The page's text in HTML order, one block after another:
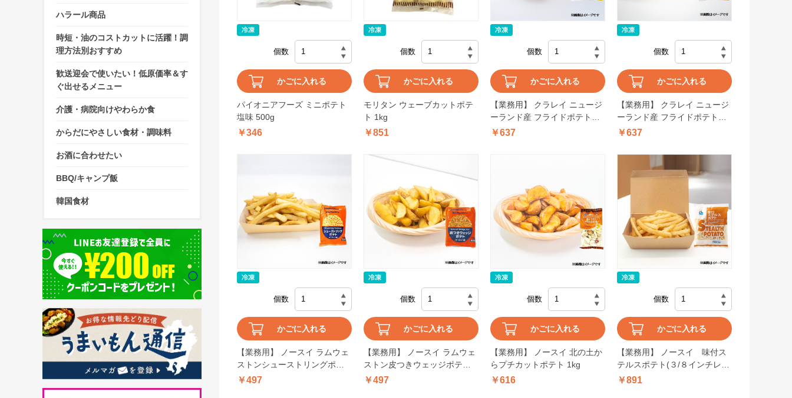
ハラール商品
時短・油のコストカットに活躍！調
理方法別おすすめ
歓送迎会で使いたい！低原価率＆す
ぐ出せるメニュー
介護・病院向けやわらか食
からだにやさしい食材・調味料
お酒に合わせたい
BBQ/キャンプ飯
韓国食材
パイオニアフーズ ミニポテト
塩味 500g
￥346
個数
かごに入れる
モリタン ウェーブカットポテ
ト 1kg
￥851
個数
かごに入れる
【業務用】 クラレイ ニュージ
ーランド産 フライドポテトク
リンクルカット 1kg
￥637
個数
かごに入れる
【業務用】 クラレイ ニュージ
ーランド産 フライドポテトシ
ューストリング 1kg
￥637
個数
かごに入れる
【業務用】 ノースイ ラムウェ
ストンシューストリングポテ
ト ヨーロッパ産 1kg
￥497
個数
かごに入れる
【業務用】 ノースイ ラムウェ
ストン皮つきウェッジポテト
ヨーロッパ産 1kg
￥497
個数
かごに入れる
【業務用】 ノースイ 北の土か
らプチカットポテト 1kg
￥616
個数
かごに入れる
【業務用】 ノースイ 味付ス
テルスポテト(３/８インチレギ
ュラーカット) 1kg
￥891
個数
かごに入れる